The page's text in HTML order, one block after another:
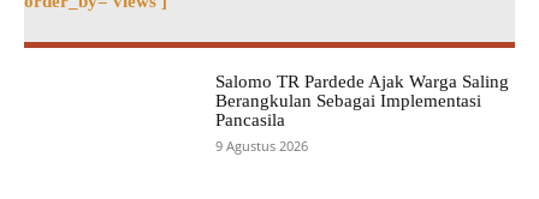
Salomo TR Pardede Ajak Warga Saling
Berangkulan Sebagai Implementasi
Pancasila
9 Agustus 2026